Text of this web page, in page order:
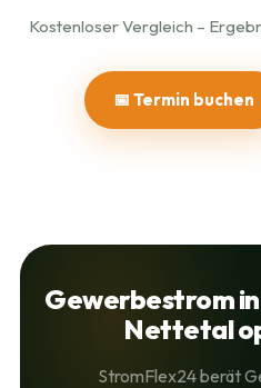
Kostenloser Vergleich –
📅 Termin buchen
Gewerbestrom
Nettetal
StromFlex24 berät